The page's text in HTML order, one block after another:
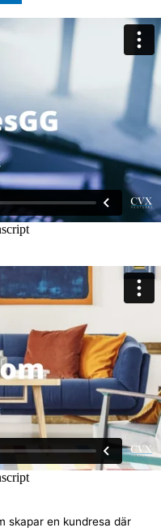
skapar en kundresa där